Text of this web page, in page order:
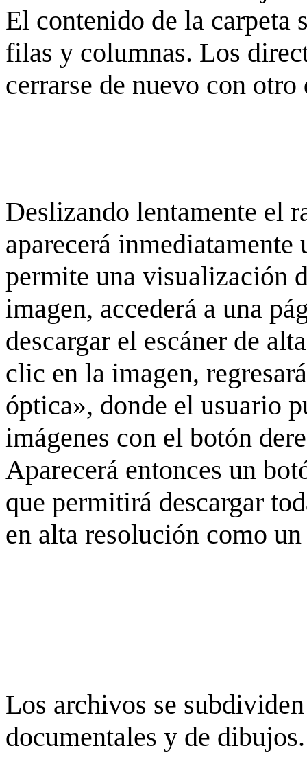
El contenido de la carpeta
filas y columnas. Los
cerrarse de nuevo con
Deslizando lentamente el
aparecerá
permite una visualización
imagen, accederá a una
descargar el escáner de
clic en la imagen,
óptica», donde el usuario
imágenes con el botón
Aparecerá entonces un
que permitirá descargar
en alta resolución como
Los archivos se
documentales y de dibujos.